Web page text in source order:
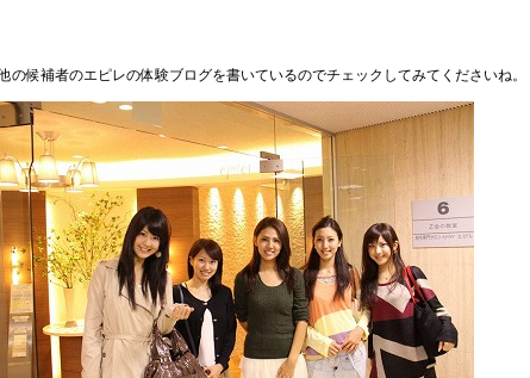
!!
!
。
。
、
!!
の候補者のエピレの体験ブログを書いているのでチェックしてみてくださいね。